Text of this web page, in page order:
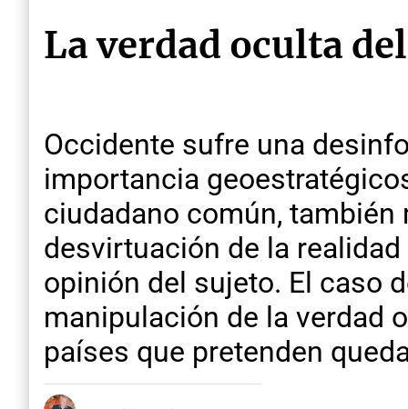
La verdad oculta
Occidente sufre una
importancia
ciudadano común, también
desvirtuación de la
opinión del sujeto. El caso
manipulación de la verdad
países que pretenden